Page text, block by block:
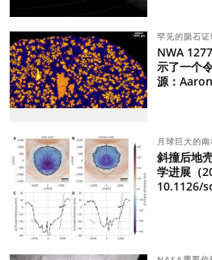
罕见的陨石证
NWA
示了一个
源：
月球巨大的
斜撞后地
学进展（
10.1126/